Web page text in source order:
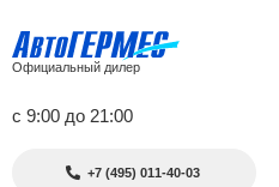
Официальный дилер
с 9:00 до 21:00
+7 (495) 011-40-03